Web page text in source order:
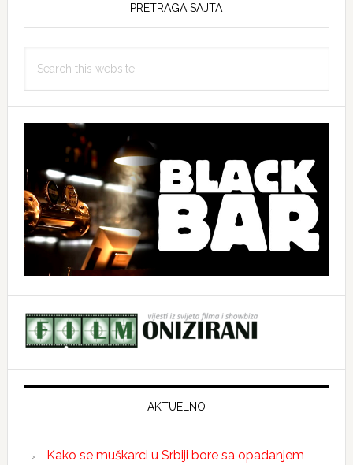
PRETRAGA SAJTA
this
AKTUELNO
Kako se muškarci u Srbiji bore sa opadanjem